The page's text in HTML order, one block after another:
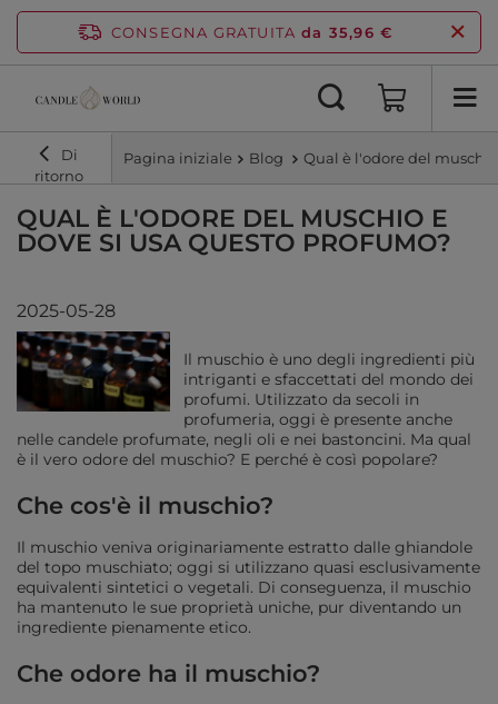
CONSEGNA GRATUITA da 35,96 €
Di
ritorno
Pagina iniziale Blog Qual è l'odore del
QUAL È L'ODORE DEL MUSCHIO E
DOVE SI USA QUESTO PROFUMO?
2025-05-28
Il muschio è uno degli ingredienti più
intriganti e sfaccettati del mondo dei
profumi. Utilizzato da secoli in
profumeria, oggi è presente anche
nelle candele profumate, negli oli e nei bastoncini. Ma qual
è il vero odore del muschio? E perché è così popolare?
Che cos'è il muschio?
Il muschio veniva originariamente estratto dalle ghiandole
del topo muschiato; oggi si utilizzano quasi esclusivamente
equivalenti sintetici o vegetali. Di conseguenza, il muschio
ha mantenuto le sue proprietà uniche, pur diventando un
ingrediente pienamente etico.
Che odore ha il muschio?